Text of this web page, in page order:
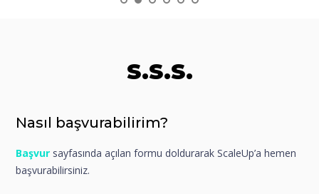
S.S.S.
Nasıl başvurabilirim?
Başvur sayfasında açılan formu doldurarak ScaleUp’a hemen
başvurabilirsiniz.